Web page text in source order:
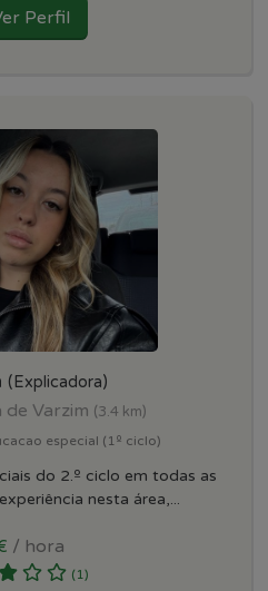
Perfil
(Explicadora)
Varzim (3.4 km)
especial (1º ciclo)
do 2.º ciclo em todas as
nesta área,...
/ hora
(1)